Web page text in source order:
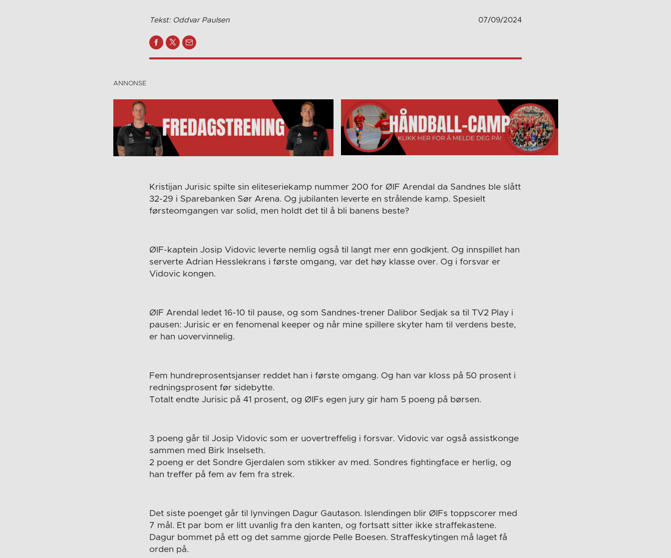
Tekst: Oddvar Paulsen 07/09/2024
Kristijan Jurisic spilte sin eliteseriekamp nummer 200 for ØIF Arendal da Sandnes ble slått
32-29 i Sparebanken Sør Arena. Og jubilanten leverte en strålende kamp. Spesielt
førsteomgangen var solid, men holdt det til å bli banens beste?
ØIF-kaptein Josip Vidovic leverte nemlig også til langt mer enn godkjent. Og innspillet han
serverte Adrian Hesslekrans i første omgang, var det høy klasse over. Og i forsvar er
Vidovic kongen.
ØIF Arendal ledet 16-10 til pause, og som Sandnes-trener Dalibor Sedjak sa til TV2 Play i
pausen: Jurisic er en fenomenal keeper og når mine spillere skyter ham til verdens beste,
er han uovervinnelig.
Fem hundreprosentsjanser reddet han i første omgang. Og han var kloss på 50 prosent i
redningsprosent før sidebytte.
Totalt endte Jurisic på 41 prosent, og ØIFs egen jury gir ham 5 poeng på børsen.
3 poeng går til Josip Vidovic som er uovertreffelig i forsvar. Vidovic var også assistkonge
sammen med Birk Inselseth.
2 poeng er det Sondre Gjerdalen som stikker av med. Sondres fightingface er herlig, og
han treffer på fem av fem fra strek.
Det siste poenget går til lynvingen Dagur Gautason. Islendingen blir ØIFs toppscorer med
7 mål. Et par bom er litt uvanlig fra den kanten, og fortsatt sitter ikke straffekastene.
Dagur bommet på ett og det samme gjorde Pelle Boesen. Straffeskytingen må laget få
orden på.